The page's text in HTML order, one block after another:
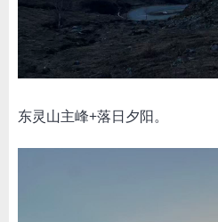
东灵山主峰+落日夕阳。